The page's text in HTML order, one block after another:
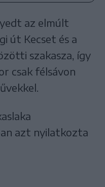
az elmúlt
út Kecset és a
szakasza, így
csak félsávon
azt nyilatkozta